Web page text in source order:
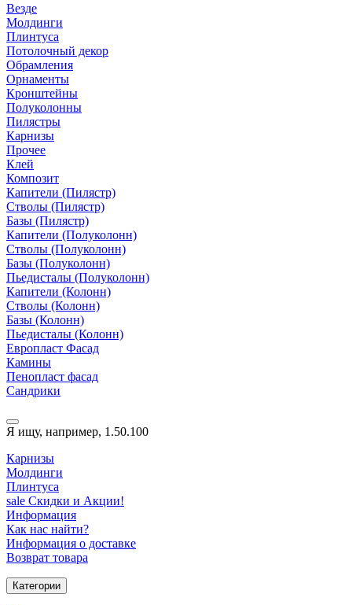
Везде
Молдинги
Плинтуса
Потолочный декор
Обрамления
Орнаменты
Кронштейны
Полуколонны
Пилястры
Карнизы
Прочее
Клей
Композит
Капители (Пилястр)
Стволы (Пилястр)
Базы (Пилястр)
Капители (Полуколонн)
Стволы (Полуколонн)
Базы (Полуколонн)
Пьедисталы (Полуколонн)
Капители (Колонн)
Стволы (Колонн)
Базы (Колонн)
Пьедисталы (Колонн)
Европласт Фасад
Камины
Пенопласт фасад
Сандрики
Я ищу, например, 1.50.100
Карнизы
Молдинги
Плинтуса
sale Скидки и Акции!
Информация
Как нас найти?
Информация о доставке
Возврат товара
Категории